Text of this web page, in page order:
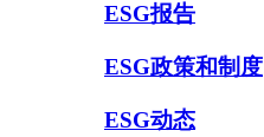
ESG报告
ESG政策和制度
ESG动态